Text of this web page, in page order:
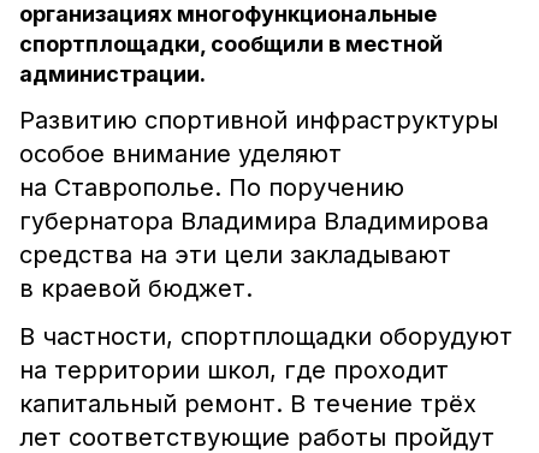
организациях многофункциональные
спортплощадки, сообщили в местной
администрации.
Развитию спортивной инфраструктуры
особое внимание уделяют
на Ставрополье. По поручению
губернатора Владимира Владимирова
средства на эти цели закладывают
в краевой бюджет.
В частности, спортплощадки оборудуют
на территории школ, где проходит
капитальный ремонт. В течение трёх
лет соответствующие работы пройдут